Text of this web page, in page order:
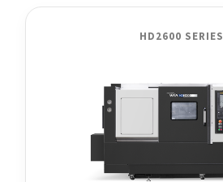
HD2600 SERIES